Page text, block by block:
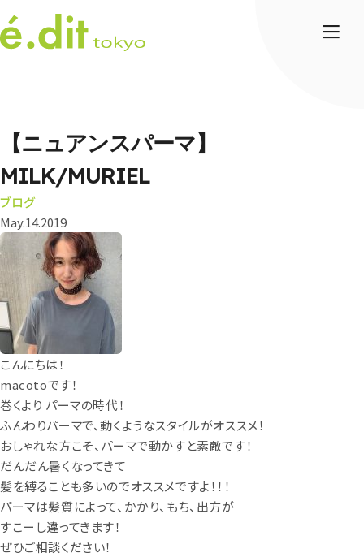
【ニュアンスパーマ】
MILK/MURIEL
ブログ
May.14.2019
こんにちは！
macotoです！
巻くより パーマの時代！
ふんわりパーマで、動くようなスタイルがオススメ！
おしゃれな方こそ、パーマで動かすと素敵です！
だんだん暑くなってきて
髪を縛ることも多いのでオススメですよ！！！
パーマは髪質によって、かかり、もち、出方が
すこーし違ってきます！
ぜひご相談ください！